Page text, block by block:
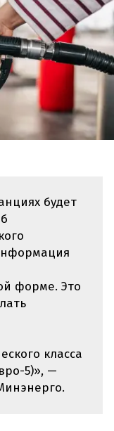
будет
форме. Это
класса
5)», —